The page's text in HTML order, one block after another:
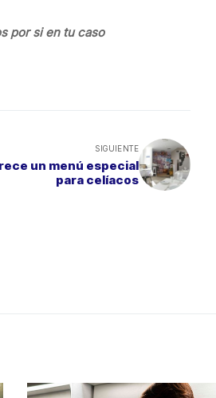
por si en tu caso
SIGUIENTE
un menú especial
para celíacos